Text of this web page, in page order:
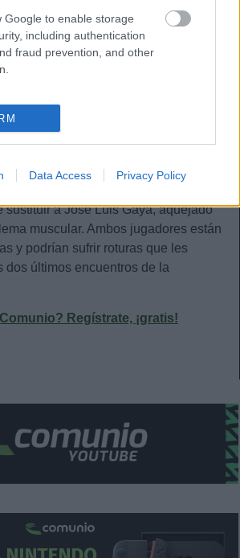
Google to enable storage
including authentication
fraud prevention, and other
Data Access Privacy Policy
apunta a que ‘Barrene’ tiene una
le hará perderse las jornadas restantes
que hacer dos cambios obligados por
el terreno de juego a los 32 por
sustituir a José Luis Gayà, aquejado
muscular. Ambos jugadores están
y podrían sufrir roturas que les
dos últimos encuentros de la
Regístrate, ¡gratis!